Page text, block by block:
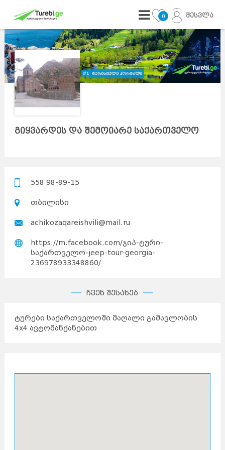
0 შესვლა
გიყვარდეს და შემოიარე საქართველო
558 98-89-15
თბილისი
achikozaqareishvili@mail.ru
https://m.facebook.com/ჯიპ-ტური-
საქართველო-jeep-tour-georgia-
236978933348860/
ჩვენ შესახებ
ტურები საქართველოში მაღალი გამავლობის
4x4 ავტომანქანებით